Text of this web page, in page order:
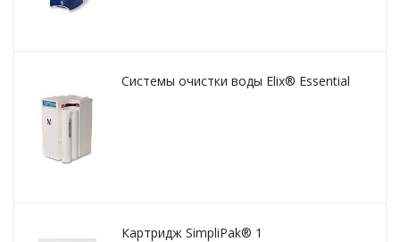
Системы очистки воды Elix® Essential
Картридж SimpliPak® 1